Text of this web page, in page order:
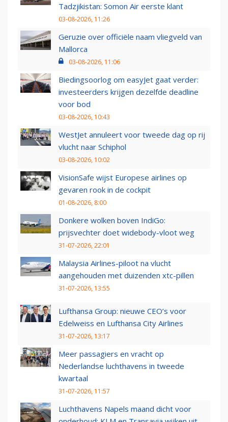
Tadzjikistan: Somon Air eerste klant
03-08-2026, 11:26
Geruzie over officiële naam vliegveld van
Mallorca
03-08-2026, 11:06
Biedingsoorlog om easyJet gaat verder:
investeerders krijgen dezelfde deadline
voor bod
03-08-2026, 10:43
WestJet annuleert voor tweede dag op rij
vlucht naar Schiphol
03-08-2026, 10:02
VisionSafe wijst Europese airlines op
gevaren rook in de cockpit
01-08-2026, 8:00
Donkere wolken boven IndiGo:
prijsvechter doet widebody-vloot weg
31-07-2026, 22:01
Malaysia Airlines-piloot na vlucht
aangehouden met duizenden xtc-pillen
31-07-2026, 13:55
Lufthansa Group: nieuwe CEO’s voor
Edelweiss en Lufthansa City Airlines
31-07-2026, 13:17
Meer passagiers en vracht op
Nederlandse luchthavens in tweede
kwartaal
31-07-2026, 11:57
Luchthavens Napels maand dicht voor